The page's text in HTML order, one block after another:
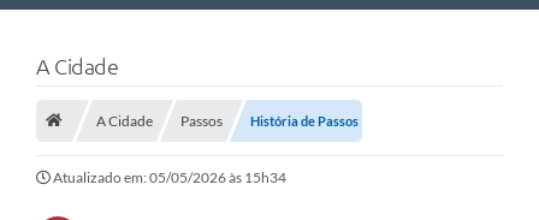
Telefones Úteis
Estrutura Administrativa
A Cidade
A Cidade Passos História de Passos
Atualizado em: 05/05/2026 às 15h34